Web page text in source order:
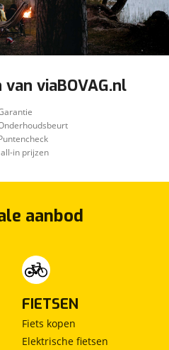
viaBOVAG.nl
in prijzen
aanbod
FIETSEN
Fiets kopen
Elektrische fietsen